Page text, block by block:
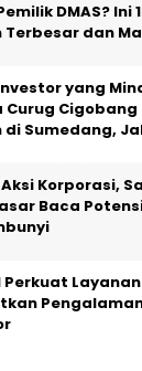
DMAS? Ini
Terbesar dan
yang
Curug Cigobang
di Sumedang,
Korporasi,
Baca
Perkuat